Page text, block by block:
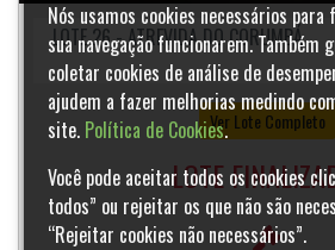
LOTE 26 - ATREVIDA DO CORUMBÁ
Ver Lote Completo
LOTE
Nós usamos cookies necessários
sua navegação funcionarem. Também
coletar cookies de análise de
ajudem a fazer melhorias medindo
site. Política de Cookies.
Você pode aceitar todos os cookies
todos” ou rejeitar os que não são
“Rejeitar cookies não necessários”.